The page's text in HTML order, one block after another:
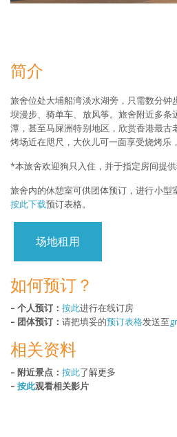
简介
旅舍位处大埔船湾淡水湖旁，只需数分钟
坝漫步、骑单车、放风筝。旅舍附近多条
潭，甚至马屎洲特别地区，欣赏香港最
烤场近在咫尺，大伙儿可一面享受烧烤乐
*本旅舍欢迎狗只入住，并于指定房间提供
旅舍内的休憩室可供团体预订，进行小型
按此下载预订表格。
场地租用
如何预订？
– 个人预订： 按此进行在线订房
– 团体预订： 请把填妥的预订表格发送至
相关资料
– 附近景点： 按此了解更多
– 按此观看相关影片